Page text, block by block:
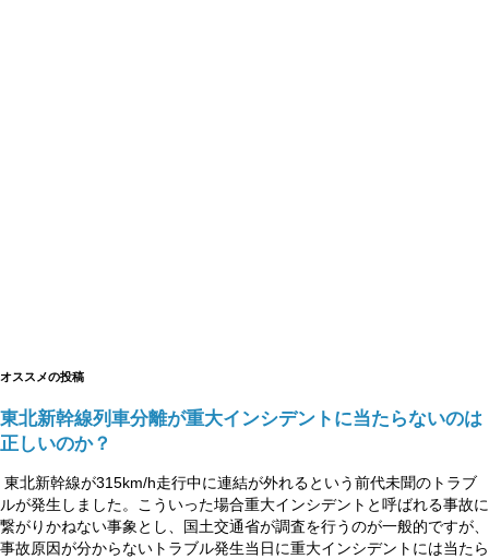
オススメの投稿
東北新幹線列車分離が重大インシデントに当たらないのは
正しいのか？
東北新幹線が315km/h走行中に連結が外れるという前代未聞のトラブ
ルが発生しました。こういった場合重大インシデントと呼ばれる事故に
繋がりかねない事象とし、国土交通省が調査を行うのが一般的ですが、
事故原因が分からないトラブル発生当日に重大インシデントには当たら